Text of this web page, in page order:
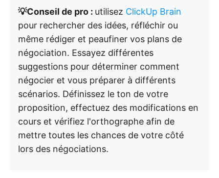
💡Conseil de pro : utilisez ClickUp Brain
pour rechercher des idées, réfléchir ou
même rédiger et peaufiner vos plans de
négociation. Essayez différentes
suggestions pour déterminer comment
négocier et vous préparer à différents
scénarios. Définissez le ton de votre
proposition, effectuez des modifications en
cours et vérifiez l'orthographe afin de
mettre toutes les chances de votre côté
lors des négociations.